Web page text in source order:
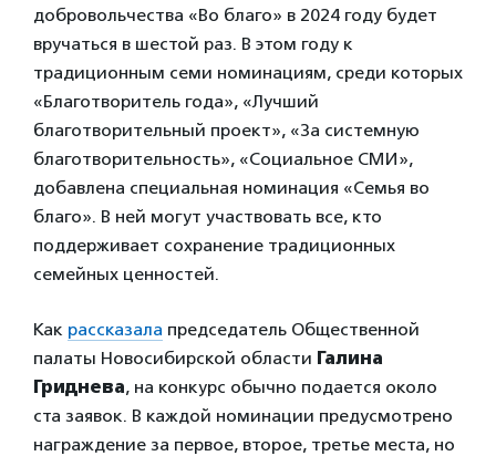
добровольчества «Во благо» в 2024 году будет
вручаться в шестой раз. В этом году к
традиционным семи номинациям, среди которых
«Благотворитель года», «Лучший
благотворительный проект», «За системную
благотворительность», «Социальное СМИ»,
добавлена специальная номинация «Семья во
благо». В ней могут участвовать все, кто
поддерживает сохранение традиционных
семейных ценностей.
Как рассказала председатель Общественной
палаты Новосибирской области Галина
Гриднева, на конкурс обычно подается около
ста заявок. В каждой номинации предусмотрено
награждение за первое, второе, третье места, но